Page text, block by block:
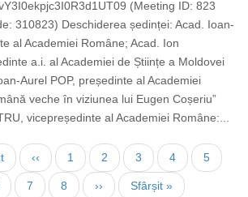
(Meeting ID: 823
310823) Deschiderea ședinței: Acad. Ioan-
al Academiei Române; Acad. Ion
a.i. al Academiei de Științe a Moldovei
Aurel POP, președinte al Academiei
veche în viziunea lui Eugen Coșeriu”
vicepreședinte al Academiei Române:...
←
‹‹ Страница
1 Страница
2
Текущая
страница
3 Страница
4 5
Страница
7 Страница
8
Следующая
››
Последняя
Sfârșit »